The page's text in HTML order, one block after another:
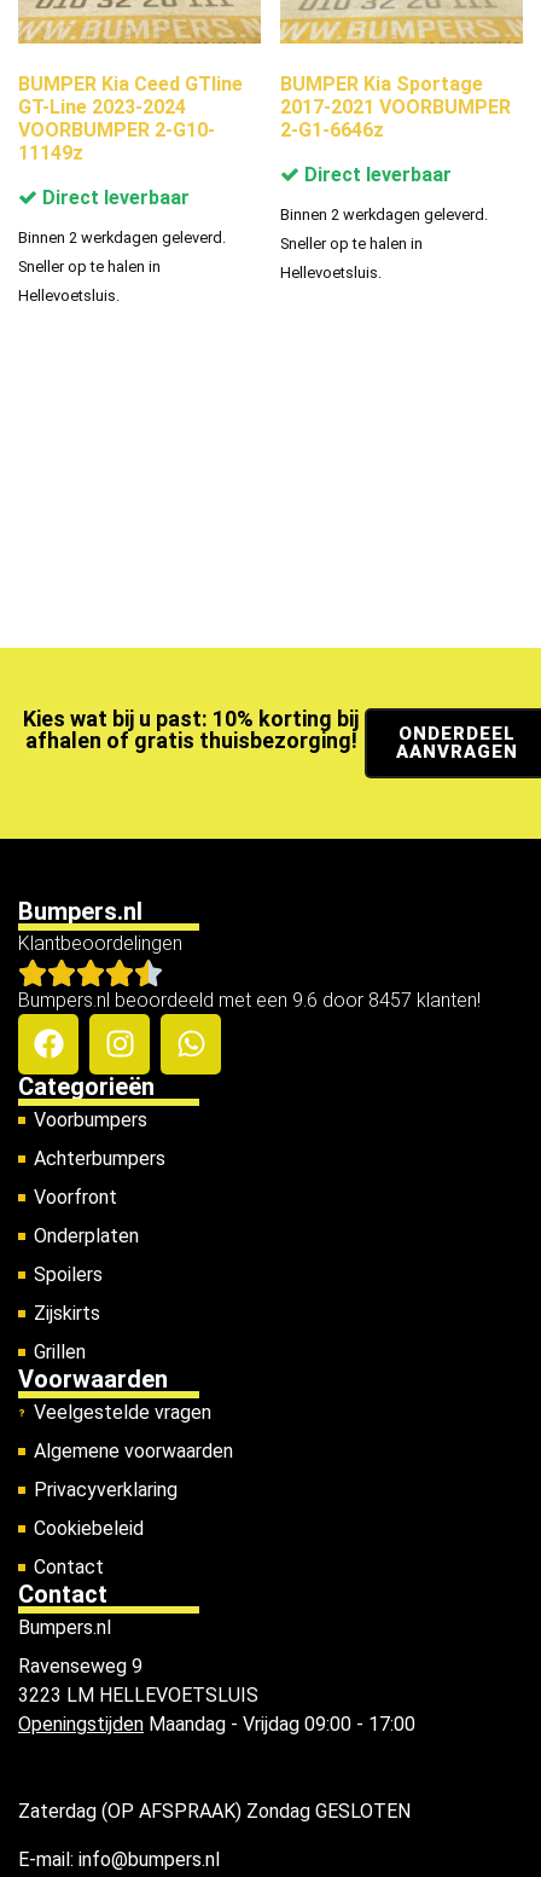
BUMPER Kia Ceed GTline
GT-Line 2023-2024
VOORBUMPER 2-G10-
11149z
Direct leverbaar
Binnen 2 werkdagen geleverd.
Sneller op te halen in
Hellevoetsluis.
BUMPER Kia Sportage
2017-2021 VOORBUMPER
2-G1-6646z
Direct leverbaar
Binnen 2 werkdagen geleverd.
Sneller op te halen in
Hellevoetsluis.
Kies wat bij u past: 10% korting bij
afhalen of gratis thuisbezorging!
ONDERDEEL
AANVRAGEN
Bumpers.nl
Klantbeoordelingen
Bumpers.nl beoordeeld met een 9.6 door 8457 klanten!
Categorieën
Voorbumpers
Achterbumpers
Voorfront
Onderplaten
Spoilers
Zijskirts
Grillen
Voorwaarden
Veelgestelde vragen
Algemene voorwaarden
Privacyverklaring
Cookiebeleid
Contact
Contact
Bumpers.nl
Ravenseweg 9
3223 LM HELLEVOETSLUIS
Openingstijden Maandag - Vrijdag 09:00 - 17:00
Zaterdag (OP AFSPRAAK) Zondag GESLOTEN
E-mail: info@bumpers.nl